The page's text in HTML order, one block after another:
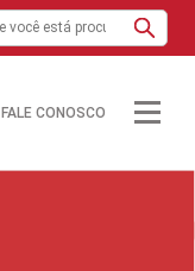
FALE CONOSCO